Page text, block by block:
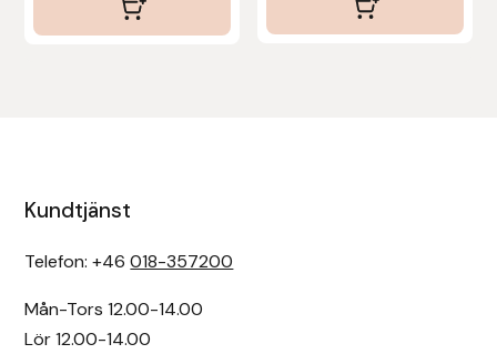
Kundtjänst
Telefon: +46018-357200
Mån-Tors 12.00-14.00
Lör 12.00-14.00